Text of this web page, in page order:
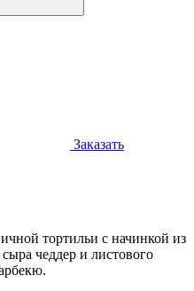
Заказать
тортильи с начинкой из
чеддер и листового